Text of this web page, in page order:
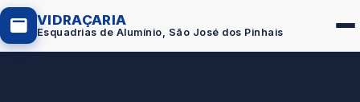
VIDRAÇARIA
Esquadrias de Alumínio, São José dos Pinhais